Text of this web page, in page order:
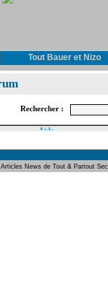
Articles News de Tout & Partout